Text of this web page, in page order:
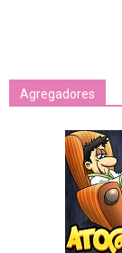
Agregadores